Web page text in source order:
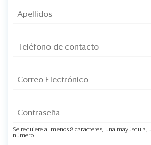
Se requiere al menos 8 caracteres, una mayúscula,
número